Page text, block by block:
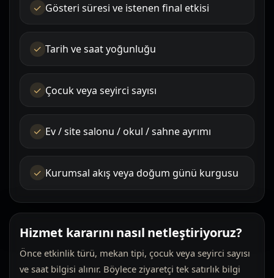
Gösteri süresi ve istenen final etkisi
Tarih ve saat yoğunluğu
Çocuk veya seyirci sayısı
Ev / site salonu / okul / sahne ayrımı
Kurumsal akış veya doğum günü kurgusu
Hizmet kararını nasıl netleştiriyoruz?
Önce etkinlik türü, mekan tipi, çocuk veya seyirci sayısı
ve saat bilgisi alınır. Böylece ziyaretçi tek satırlık bilgi